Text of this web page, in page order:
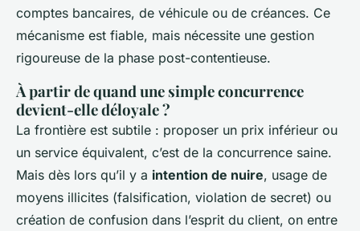
comptes bancaires, de véhicule ou de créances. Ce
mécanisme est fiable, mais nécessite une gestion
rigoureuse de la phase post-contentieuse.
À partir de quand une simple concurrence
devient-elle déloyale ?
La frontière est subtile : proposer un prix inférieur ou
un service équivalent, c’est de la concurrence saine.
Mais dès lors qu’il y a intention de nuire, usage de
moyens illicites (falsification, violation de secret) ou
création de confusion dans l’esprit du client, on entre